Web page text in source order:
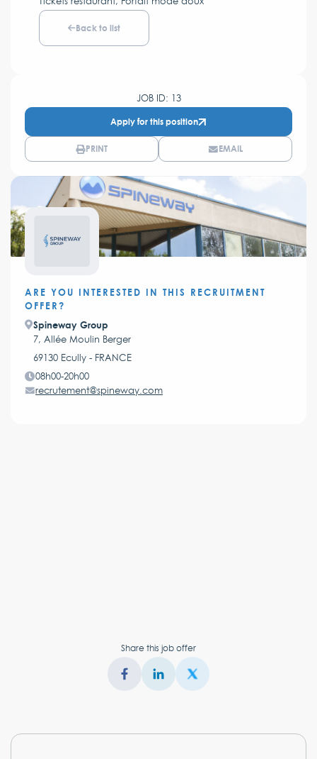
Back to list
JOB ID: 13
Apply for this position
PRINT EMAIL
ARE YOU INTERESTED IN THIS RECRUITMENT
OFFER?
Spineway Group
7, Allée Moulin Berger
69130 Ecully - FRANCE
08h00-20h00
recrutement@spineway.com
Share this job offer